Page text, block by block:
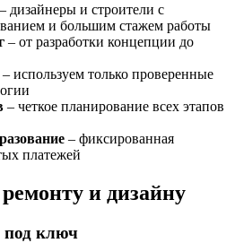
– дизайнеры и строители с
и большим стажем работы
– от разработки концепции до
– используем только проверенные
– четкое планирование всех этапов
– фиксированная
платежей
и дизайну
под ключ